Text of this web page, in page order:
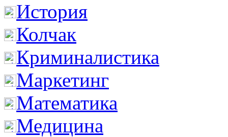
История
Колчак
Криминалистика
Маркетинг
Математика
Медицина